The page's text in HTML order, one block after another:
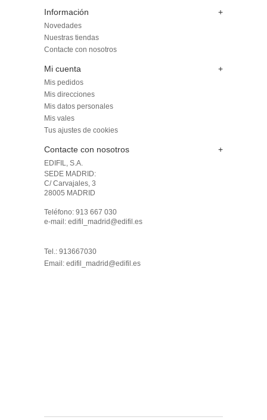
Información +
Novedades
Nuestras tiendas
Contacte con nosotros
Mi cuenta +
Mis pedidos
Mis direcciones
Mis datos personales
Mis vales
Tus ajustes de cookies
Contacte con nosotros +
EDIFIL, S.A.
SEDE MADRID:
C/ Carvajales, 3
28005 MADRID
Teléfono: 913 667 030
e-mail: edifil_madrid@edifil.es
Tel.: 913667030
Email: edifil_madrid@edifil.es